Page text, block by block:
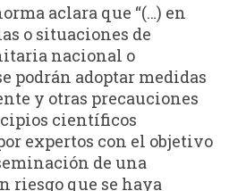
aclara que “(…) en
o situaciones de
nacional o
podrán adoptar medidas
y otras precauciones
científicos
expertos con el objetivo
de una
riesgo que se haya